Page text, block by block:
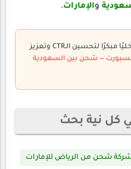
والإمارات.
نصيحة سريعة: ضع رابطًا داخليًا مبكرًا لتحسين الـCTR وتعزيز
— شحن بين السعودية
كل نية بحث
شحن من الرياض للإمارات